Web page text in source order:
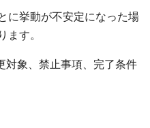
に挙動が不安定になった場
す。
対象、禁止事項、完了条件